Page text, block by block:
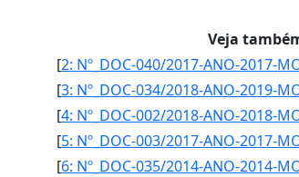
Veja
[
[
[
[
[